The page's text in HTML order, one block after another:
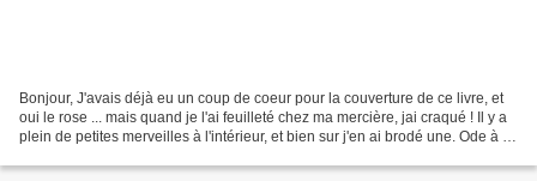
Bonjour, J'avais déjà eu un coup de coeur pour la couverture de ce livre, et
oui le rose ... mais quand je l'ai feuilleté chez ma mercière, jai craqué ! Il y a
plein de petites merveilles à l'intérieur, et bien sur j'en ai brodé une. Ode à la